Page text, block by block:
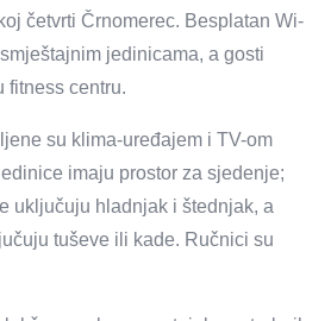
četvrti Črnomerec. Besplatan Wi-
jedinicama, a gosti
fitness centru.
su klima-uređajem i TV-om
imaju prostor za sjedenje;
uključuju hladnjak i štednjak, a
tuševe ili kade. Ručnici su